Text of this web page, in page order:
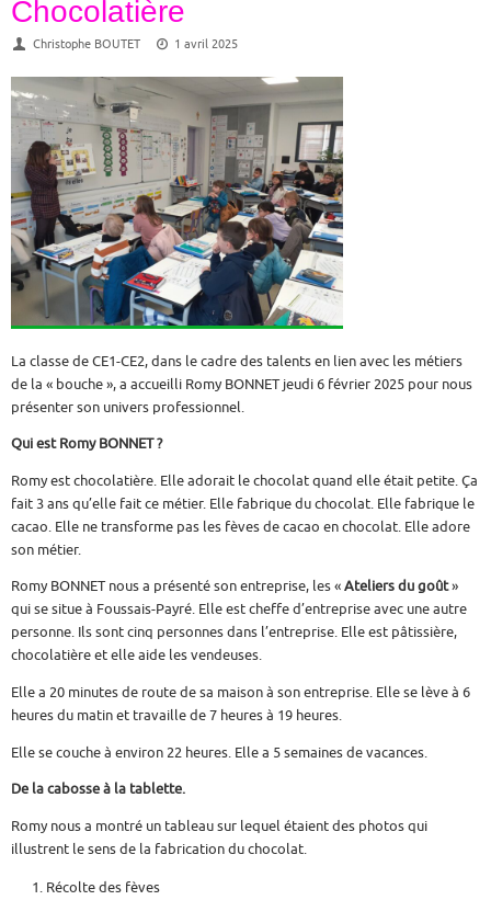
Chocolatière
Christophe BOUTET 1 avril 2025
La classe de CE1-CE2, dans le cadre des talents en lien avec les métiers
de la « bouche », a accueilli Romy BONNET jeudi 6 février 2025 pour nous
présenter son univers professionnel.
Qui est Romy BONNET ?
Romy est chocolatière. Elle adorait le chocolat quand elle était petite. Ça
fait 3 ans qu’elle fait ce métier. Elle fabrique du chocolat. Elle fabrique le
cacao. Elle ne transforme pas les fèves de cacao en chocolat. Elle adore
son métier.
Romy BONNET nous a présenté son entreprise, les «Ateliers du goût»
qui se situe à Foussais-Payré. Elle est cheffe d’entreprise avec une autre
personne. Ils sont cinq personnes dans l’entreprise. Elle est pâtissière,
chocolatière et elle aide les vendeuses.
Elle a 20 minutes de route de sa maison à son entreprise. Elle se lève à 6
heures du matin et travaille de 7 heures à 19 heures.
Elle se couche à environ 22 heures. Elle a 5 semaines de vacances.
De la cabosse à la tablette.
Romy nous a montré un tableau sur lequel étaient des photos qui
illustrent le sens de la fabrication du chocolat.
Récolte des fèves